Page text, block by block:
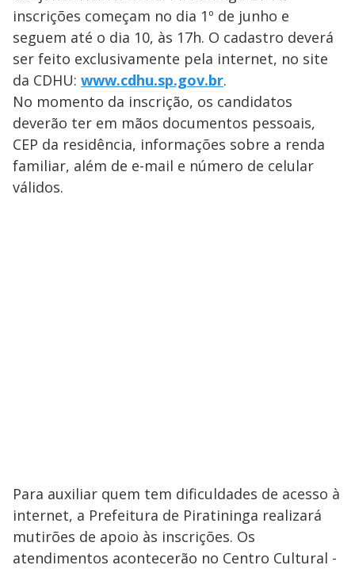
inscrições começam no dia 1º de junho e
seguem até o dia 10, às 17h. O cadastro deverá
ser feito exclusivamente pela internet, no site
da CDHU: www.cdhu.sp.gov.br.
No momento da inscrição, os candidatos
deverão ter em mãos documentos pessoais,
CEP da residência, informações sobre a renda
familiar, além de e-mail e número de celular
válidos.
Para auxiliar quem tem dificuldades de acesso à
internet, a Prefeitura de Piratininga realizará
mutirões de apoio às inscrições. Os
atendimentos acontecerão no Centro Cultural -